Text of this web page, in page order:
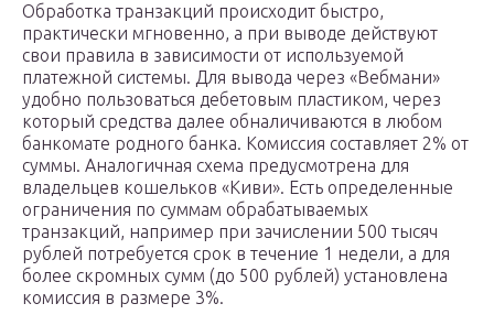
Обработка транзакций происходит быстро,
практически мгновенно, а при выводе действуют
свои правила в зависимости от используемой
платежной системы. Для вывода через «Вебмани»
удобно пользоваться дебетовым пластиком, через
который средства далее обналичиваются в любом
банкомате родного банка. Комиссия составляет 2% от
суммы. Аналогичная схема предусмотрена для
владельцев кошельков «Киви». Есть определенные
ограничения по суммам обрабатываемых
транзакций, например при зачислении 500 тысяч
рублей потребуется срок в течение 1 недели, а для
более скромных сумм (до 500 рублей) установлена
комиссия в размере 3%.